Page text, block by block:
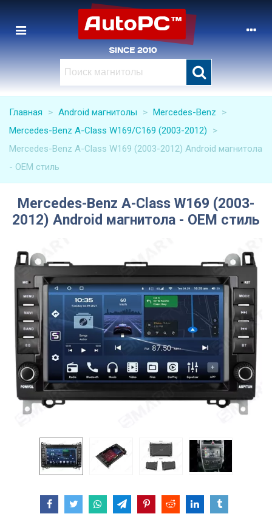
Главная > Android магнитолы > Mercedes-Benz
>
Mercedes-Benz A-Class W169/C169 (2003-2012)
>
Mercedes-Benz A-Class W169 (2003-2012) Android магнитола
- OEM стиль
Mercedes-Benz A-Class W169 (2003-
2012) Android магнитола - OEM стиль